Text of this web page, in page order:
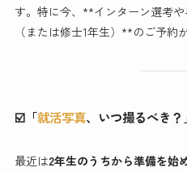
す。特に今、**インターン選考
（または修士1年生）**のご予約
☑️「就活写真、いつ撮るべき？
最近は2年生のうちから準備を始